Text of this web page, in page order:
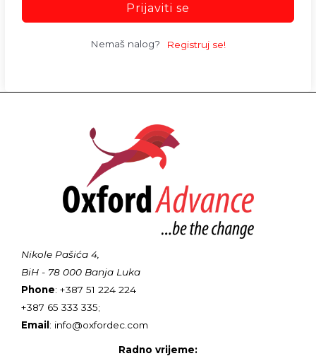
Prijaviti se
Nemaš nalog? Registruj se!
Nikole Pašića 4,
BiH - 78 000 Banja Luka
Phone: +387 51 224 224
+387 65 333 335;
Email: info@oxfordec.com
Radno vrijeme: